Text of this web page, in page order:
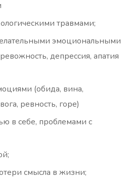
травмами;
эмоциональными
депрессия, апатия
(обида, вина,
ревность, горе)
в себе, проблемами с
смысла в жизни;